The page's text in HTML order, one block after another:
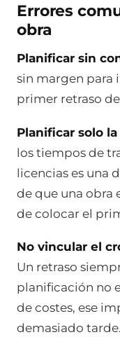
Errores
obra
Planificar sin
sin margen para
primer retraso
Planificar solo
los tiempos de
licencias es una
de que una obra
de colocar el
No vincular el
Un retraso
planificación no
de costes, ese
demasiado tarde.